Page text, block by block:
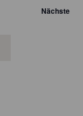
Nächste